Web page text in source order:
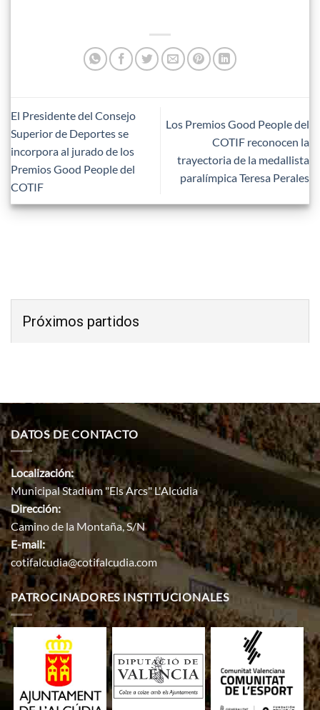
El Presidente del Consejo
Superior de Deportes se
incorpora al jurado de los
Premios Good People del
COTIF
Los Premios Good People del
COTIF reconocen la
trayectoria de la medallista
paralímpica Teresa Perales
Próximos partidos
DATOS DE CONTACTO
Localización:
Municipal Stadium "Els Arcs" L'Alcúdia
Dirección:
Camino de la Montaña, S/N
E-mail:
cotifalcudia@cotifalcudia.com
PATROCINADORES INSTITUCIONALES